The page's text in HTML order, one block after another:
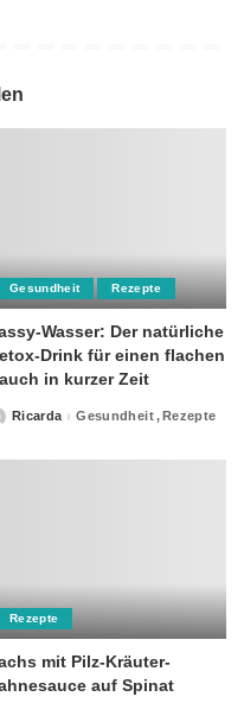
Gesundheit Rezepte
Wasser: Der natürliche
Drink für einen flachen
in kurzer Zeit
Ricarda Gesundheit Rezepte
Rezepte
mit Pilz-Kräuter-
auf Spinat